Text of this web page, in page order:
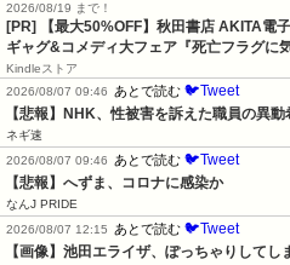
2026/08/19 まで！
[PR] 【最大50%OFF】秋田書店 AKITA電
ギャグ&コメディ大フェア『死亡フラグに
Kindleストア
2026/08/07 09:46
あとで読む 🐦Tweet
【悲報】NHK、性被害を訴えた職員の異
ネギ速
2026/08/07 09:46
あとで読む 🐦Tweet
【悲報】へずま、コロナに感染か
なんJ PRIDE
2026/08/07 12:15
あとで読む 🐦Tweet
【画像】池田エライザ、ぽっちゃりしてし